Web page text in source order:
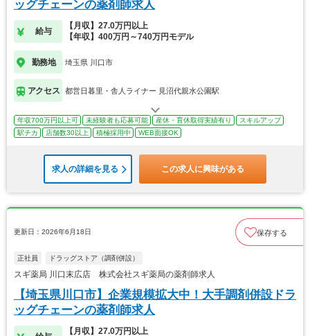
ッグチェーンの薬剤師求人
給与
【月収】27.0万円以上
【年収】400万円～740万円モデル
勤務地 埼玉県 川口市
アクセス 都営日暮里・舎人ライナー 見沼代親水公園駅
年収700万円以上可 未経験者も応募可能 産休・育休取得実績有り
スキルアップ
駅チカ
店舗数30以上 積極採用中 WEB面接OK
求人の詳細を見る この求人に興味がある
更新日：2026年6月18日 保存する
正社員 ドラッグストア（調剤併設）
スギ薬局 川口末広店 株式会社スギ薬局の薬剤師求人
【埼玉県川口市】企業規模拡大中！大手調剤併設ドラ
ッグチェーンの薬剤師求人
【月収】27.0万円以上